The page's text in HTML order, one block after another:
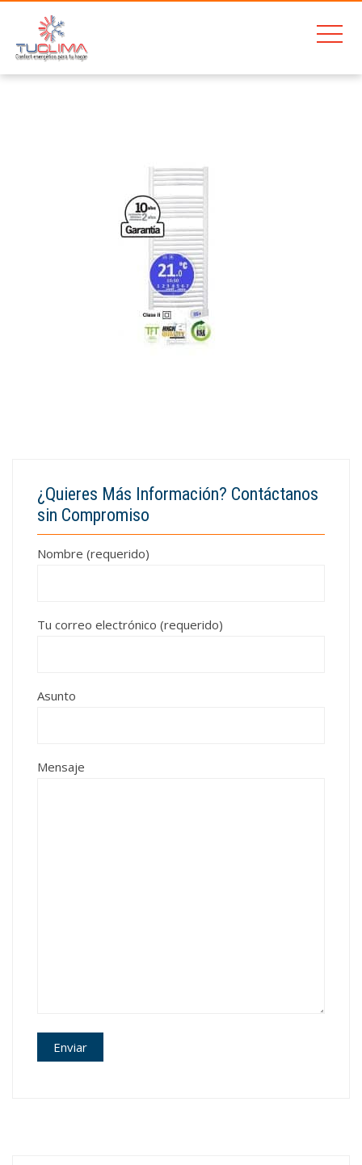
¿Quieres Más Información? Contáctanos
sin Compromiso
Nombre (requerido)
Tu correo electrónico (requerido)
Asunto
Mensaje